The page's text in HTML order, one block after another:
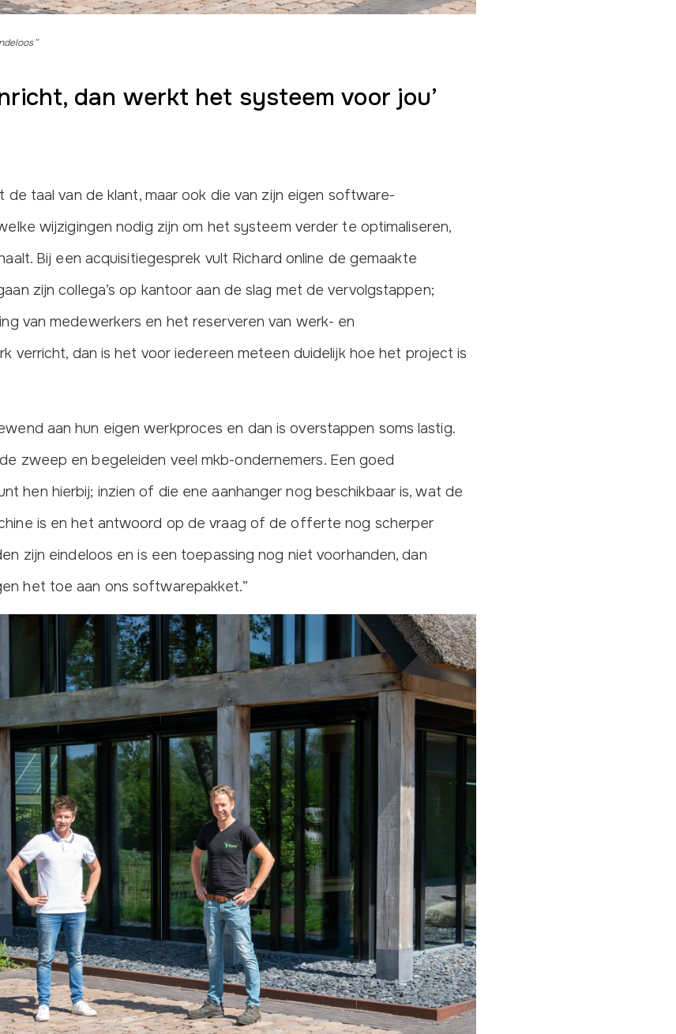
dan werkt het systeem voor jou’
de taal van de klant, maar ook die van zijn eigen software-
wijzigingen nodig zijn om het systeem verder te optimaliseren,
Bij een acquisitiegesprek vult Richard online de gemaakte
zijn collega’s op kantoor aan de slag met de vervolgstappen;
van medewerkers en het reserveren van werk- en
verricht, dan is het voor iedereen meteen duidelijk hoe het project is
aan hun eigen werkproces en dan is overstappen soms lastig.
zweep en begeleiden veel mkb-ondernemers. Een goed
hen hierbij; inzien of die ene aanhanger nog beschikbaar is, wat de
is en het antwoord op de vraag of de offerte nog scherper
zijn eindeloos en is een toepassing nog niet voorhanden, dan
het toe aan ons softwarepakket.”